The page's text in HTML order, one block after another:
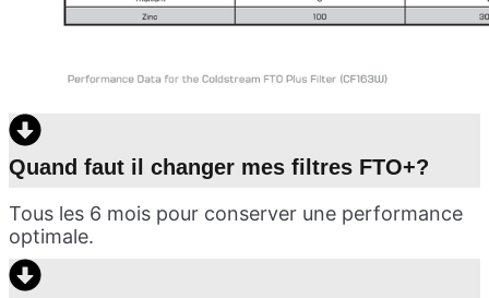
Quand faut il changer mes filtres FTO+?
Tous les 6 mois pour conserver une performance
optimale.